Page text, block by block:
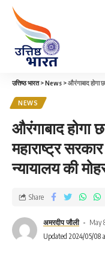
उत्तिष्ठ भारत>News >औरंगाबाद होगा
NEWS
औरंगाबाद होगा
महाराष्ट्र
न्यायालय की
अमरदीप जौली
May
Updated 2024/05/08
Share